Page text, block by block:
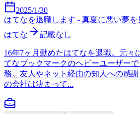
2025/1/30
はてなを退職します - 真夏に悪い夢を
はてな
記載なし
16年7ヶ月勤めたはてなを退職。元々
てなブックマークのヘビーユーザー
務。友人やネット経由の知人への感
の会社は決まって...